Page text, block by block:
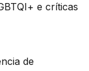
e críticas
de